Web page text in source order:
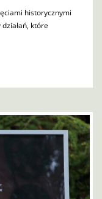
historycznymi
które